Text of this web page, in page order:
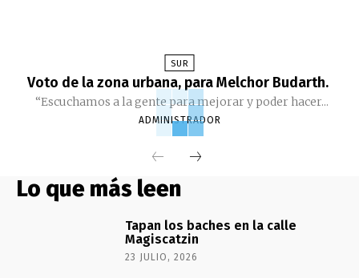
SUR
Voto de la zona urbana, para Melchor Budarth.
“Escuchamos a la gente para mejorar y poder hacer...
ADMINISTRADOR
Lo que más leen
Tapan los baches en la calle
Magiscatzin
23 JULIO, 2026